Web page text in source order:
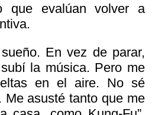
que evalúan volver a
En vez de parar,
la música. Pero me
en el aire. No sé
Me asusté tanto que me